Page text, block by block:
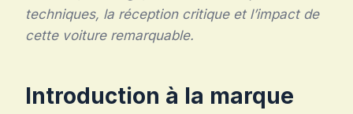
techniques, la réception critique et l’impact de
cette voiture remarquable.
Introduction à la marque